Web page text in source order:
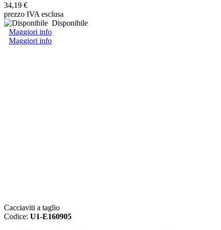
34,19 €
prezzo IVA esclusa
Disponibile
Maggiori info
Maggiori info
Cacciaviti a taglio
Codice: U1-E160905